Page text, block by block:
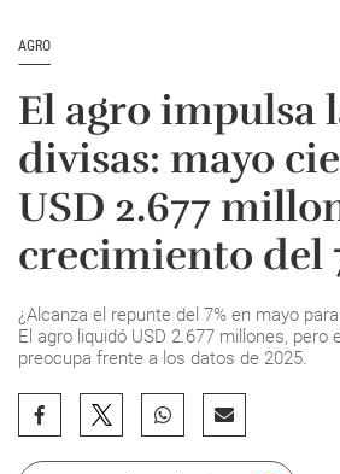
AGRO
El agro impulsa
divisas: mayo
USD 2.677
crecimiento del
¿Alcanza el repunte del 7% en mayo
El agro liquidó USD 2.677 millones, pero
preocupa frente a los datos de 2025.